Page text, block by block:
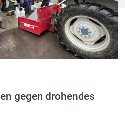
gegen drohendes